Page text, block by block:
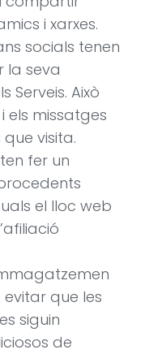
i xarxes.
socials tenen
la seva
Serveis. Això
missatges
visita.
fer un
el lloc web
que les
siguin
de